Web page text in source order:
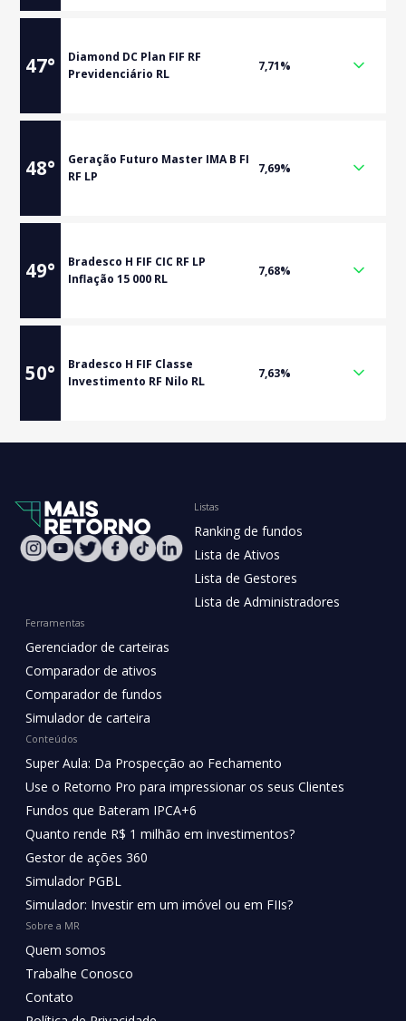
47°
Diamond DC Plan FIF RF
Previdenciário RL
7,71%
48°
Geração Futuro Master IMA B FI
RF LP
7,69%
49°
Bradesco H FIF CIC RF LP
Inflação 15 000 RL
7,68%
50°
Bradesco H FIF Classe
Investimento RF Nilo RL
7,63%
Listas
Ranking de fundos
Lista de Ativos
Lista de Gestores
Lista de Administradores
Ferramentas
Gerenciador de carteiras
Comparador de ativos
Comparador de fundos
Simulador de carteira
Conteúdos
Super Aula: Da Prospecção ao Fechamento
Use o Retorno Pro para impressionar os seus Clientes
Fundos que Bateram IPCA+6
Quanto rende R$ 1 milhão em investimentos?
Gestor de ações 360
Simulador PGBL
Simulador: Investir em um imóvel ou em FIIs?
Sobre a MR
Quem somos
Trabalhe Conosco
Contato